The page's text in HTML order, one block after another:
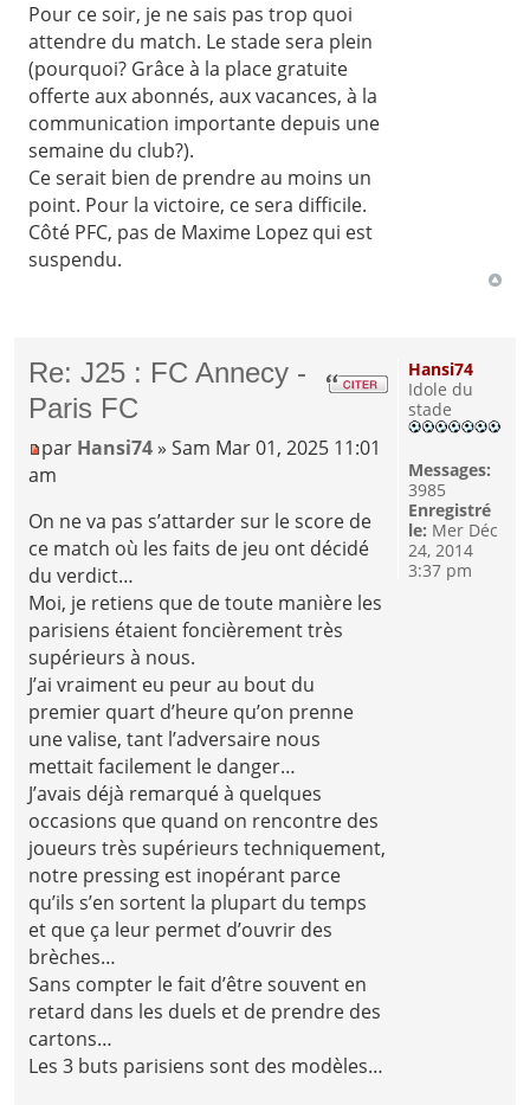
Pour ce soir, je ne sais pas trop quoi
attendre du match. Le stade sera plein
(pourquoi? Grâce à la place gratuite
offerte aux abonnés, aux vacances, à la
communication importante depuis une
semaine du club?).
Ce serait bien de prendre au moins un
point. Pour la victoire, ce sera difficile.
Côté PFC, pas de Maxime Lopez qui est
suspendu.
Re: J25 : FC Annecy -
Paris FC
par Hansi74 » Sam Mar 01, 2025 11:01
am
On ne va pas s’attarder sur le score de
ce match où les faits de jeu ont décidé
du verdict…
Moi, je retiens que de toute manière les
parisiens étaient foncièrement très
supérieurs à nous.
J’ai vraiment eu peur au bout du
premier quart d’heure qu’on prenne
une valise, tant l’adversaire nous
mettait facilement le danger…
J’avais déjà remarqué à quelques
occasions que quand on rencontre des
joueurs très supérieurs techniquement,
notre pressing est inopérant parce
qu’ils s’en sortent la plupart du temps
et que ça leur permet d’ouvrir des
brèches…
Sans compter le fait d’être souvent en
retard dans les duels et de prendre des
cartons…
Les 3 buts parisiens sont des modèles…
Hansi74
Idole du
stade
Messages:
3985
Enregistré
le: Mer Déc
24, 2014
3:37 pm